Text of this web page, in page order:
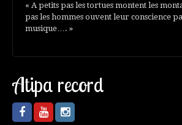
« A petits pas les tortues montent les
pas les hommes ouvent leur conscience
musique…. »
Atipa record